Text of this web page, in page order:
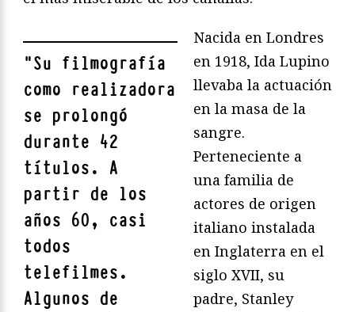
"Su filmografía
como realizadora
se prolongó
durante 42
títulos. A
partir de los
años 60, casi
todos
telefilmes.
Algunos de
Nacida en Londres
en 1918, Ida Lupino
llevaba la actuación
en la masa de la
sangre.
Perteneciente a
una familia de
actores de origen
italiano instalada
en Inglaterra en el
siglo XVII, su
padre, Stanley